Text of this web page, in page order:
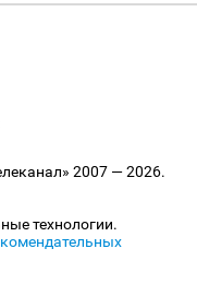
2007 — 2026.
технологии.